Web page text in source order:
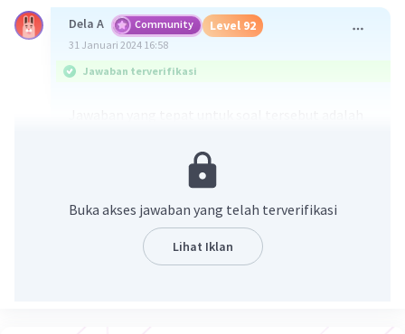
Dela A Community Level 92
31 Januari 2024 16:58
Jawaban terverifikasi
Buka akses jawaban yang telah terverifikasi
Lihat Iklan